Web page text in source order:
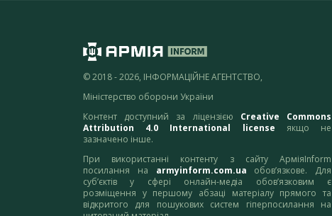
© 2018 - 2026, ІНФОРМАЦІЙНЕ АГЕНТСТВО,
Міністерство оборони України
Контент доступний за ліцензією Creative Commons
Attribution 4.0 International license якщо не
зазначено інше.
При використанні контенту з сайту АрміяInform
посилання на armyinform.com.ua обов’язкове. Для
суб’єктів у сфері онлайн-медіа обов’язковим є
розміщення у першому абзаці матеріалу прямого та
відкритого для пошукових систем гіперпосилання на